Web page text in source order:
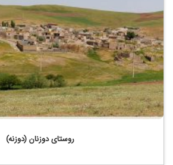
روستای دوزنان (دوزنه)